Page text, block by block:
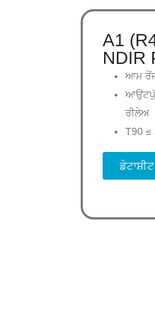
A1
NDIR
ਆਮ
ਰੀਲੇਅ
T90 ≤